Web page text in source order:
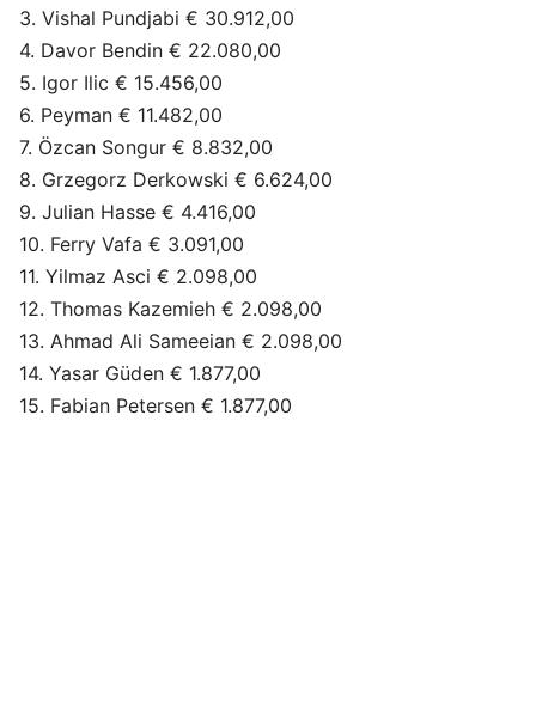
3. Vishal Pundjabi € 30.912,00
4. Davor Bendin € 22.080,00
5. Igor Ilic € 15.456,00
6. Peyman € 11.482,00
7. Özcan Songur € 8.832,00
8. Grzegorz Derkowski € 6.624,00
9. Julian Hasse € 4.416,00
10. Ferry Vafa € 3.091,00
11. Yilmaz Asci € 2.098,00
12. Thomas Kazemieh € 2.098,00
13. Ahmad Ali Sameeian € 2.098,00
14. Yasar Güden € 1.877,00
15. Fabian Petersen € 1.877,00